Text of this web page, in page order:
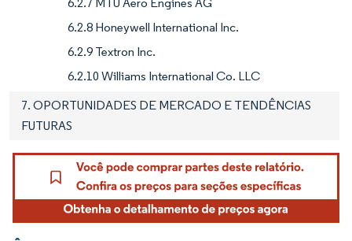
6.2.8 Honeywell International Inc.
6.2.9 Textron Inc.
6.2.10 Williams International Co. LLC
7. OPORTUNIDADES DE MERCADO E TENDÊNCIAS
FUTURAS